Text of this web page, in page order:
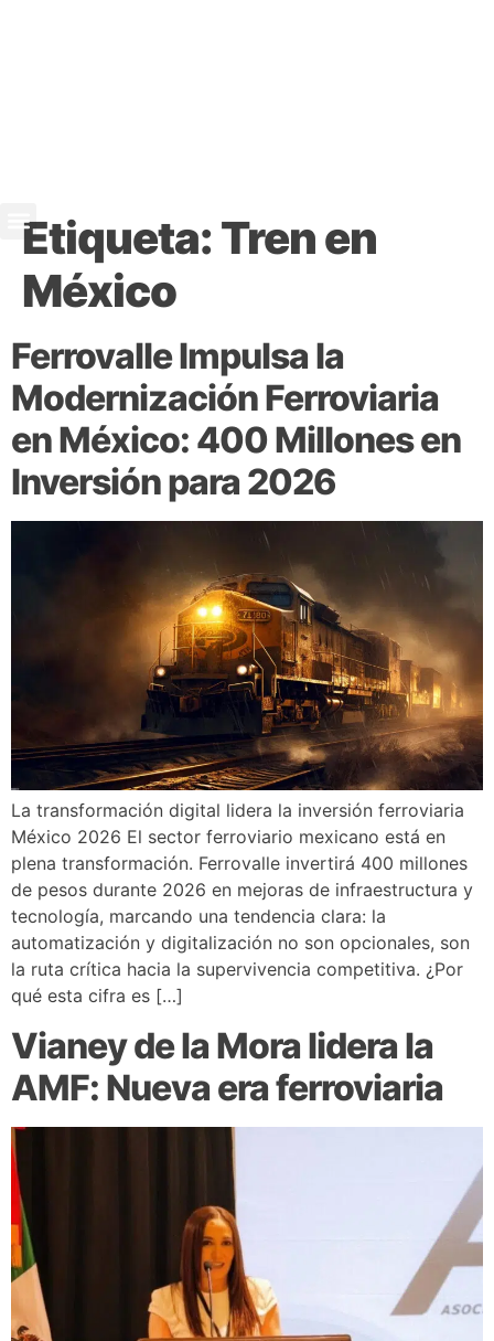
Etiqueta:Tren en
México
Ferrovalle Impulsa la
Modernización Ferroviaria
en México: 400 Millones en
Inversión para 2026
La transformación digital lidera la inversión ferroviaria
México 2026 El sector ferroviario mexicano está en
plena transformación. Ferrovalle invertirá 400 millones
de pesos durante 2026 en mejoras de infraestructura y
tecnología, marcando una tendencia clara: la
automatización y digitalización no son opcionales, son
la ruta crítica hacia la supervivencia competitiva. ¿Por
qué esta cifra es […]
Vianey de la Mora lidera la
AMF: Nueva era ferroviaria